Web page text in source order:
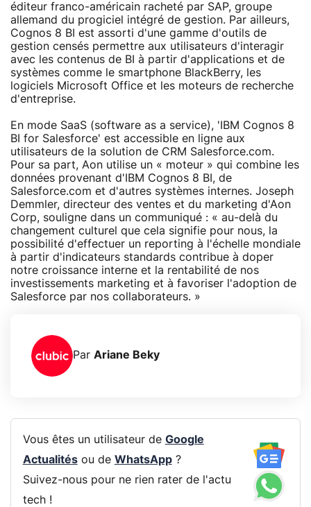
éditeur franco-américain racheté par SAP, groupe
allemand du progiciel intégré de gestion. Par ailleurs,
Cognos 8 BI est assorti d'une gamme d'outils de
gestion censés permettre aux utilisateurs d'interagir
avec les contenus de BI à partir d'applications et de
systèmes comme le smartphone BlackBerry, les
logiciels Microsoft Office et les moteurs de recherche
d'entreprise.
En mode SaaS (software as a service), 'IBM Cognos 8
BI for Salesforce' est accessible en ligne aux
utilisateurs de la solution de CRM Salesforce.com.
Pour sa part, Aon utilise un « moteur » qui combine les
données provenant d'IBM Cognos 8 BI, de
Salesforce.com et d'autres systèmes internes. Joseph
Demmler, directeur des ventes et du marketing d'Aon
Corp, souligne dans un communiqué : « au-delà du
changement culturel que cela signifie pour nous, la
possibilité d'effectuer un reporting à l'échelle mondiale
à partir d'indicateurs standards contribue à doper
notre croissance interne et la rentabilité de nos
investissements marketing et à favoriser l'adoption de
Salesforce par nos collaborateurs. »
Par Ariane Beky
Vous êtes un utilisateur de Google
Actualitésou de WhatsApp?
Suivez-nous pour ne rien rater de l'actu
tech !